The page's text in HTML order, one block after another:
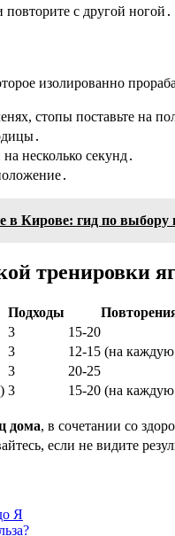
с другой ногой․
изолированно
стопы поставьте на
несколько секунд․
в Кирове: гид по выбору
тренировки
Подходы
3 15-20
3 12-15 (на
3 20-25
3 15-20 (на
дома, в сочетании со
если не видите
Я